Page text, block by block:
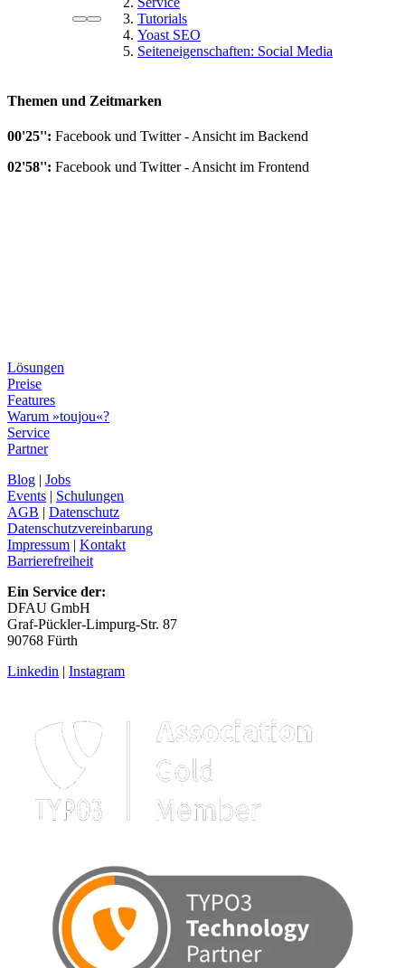
Tutorials
Yoast SEO
Seiteneigenschaften: Social Media
Themen und Zeitmarken
00'25'': Facebook und Twitter - Ansicht im Backend
02'58'': Facebook und Twitter - Ansicht im Frontend
Lösungen
Preise
Features
Warum »toujou«?
Service
Partner
Blog | Jobs
Events | Schulungen
AGB | Datenschutz
Datenschutzvereinbarung
Impressum | Kontakt
Barrierefreiheit
Ein Service der:
DFAU GmbH
Graf-Pückler-Limpurg-Str. 87
90768 Fürth
Linkedin | Instagram